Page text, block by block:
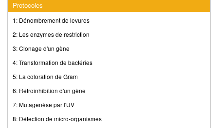
Protocoles
1: Dénombrement de levures
2: Les enzymes de restriction
3: Clonage d'un gène
4: Transformation de bactéries
5: La coloration de Gram
6: Rétroinhibition d'un gène
7: Mutagenèse par l'UV
8: Détection de micro-organismes